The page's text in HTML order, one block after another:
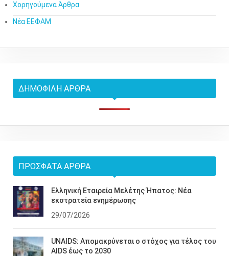
Χορηγούμενα Άρθρα
Νέα ΕΕΦΑΜ
ΔΗΜΟΦΙΛΉ ΆΡΘΡΑ
ΠΡΌΣΦΑΤΑ ΆΡΘΡΑ
Ελληνική Εταιρεία Μελέτης Ήπατος: Νέα
εκστρατεία ενημέρωσης
29/07/2026
UNAIDS: Απομακρύνεται ο στόχος για τέλος του
AIDS έως το 2030